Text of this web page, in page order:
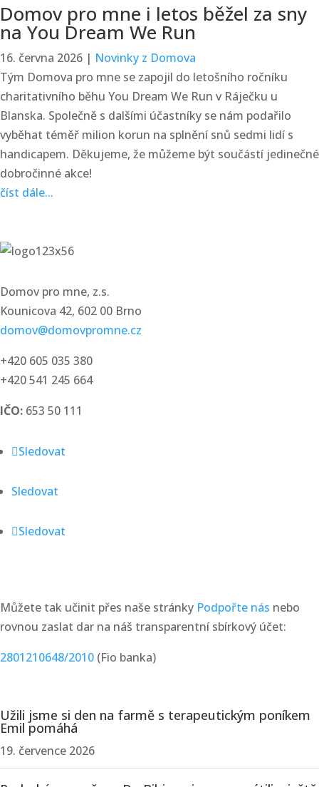
Domov pro mne i letos běžel za sny
na You Dream We Run
16. června 2026 | Novinky z Domova
Tým Domova pro mne se zapojil do letošního ročníku
charitativního běhu You Dream We Run v Ráječku u
Blanska. Společně s dalšími účastníky se nám podařilo
vyběhat téměř milion korun na splnění snů sedmi lidí s
handicapem. Děkujeme, že můžeme být součástí jedinečné
dobročinné akce!
číst dále...
Domov pro mne, z.s.
Kounicova 42, 602 00 Brno
domov@domovpromne.cz
+420 605 035 380
+420 541 245 664
IČO: 653 50 111
Sledovat
Sledovat
Sledovat
Můžete tak učinit přes naše stránky Podpořte nás nebo
rovnou zaslat dar na náš transparentní sbírkový účet:
2801210648/2010 (Fio banka)
Užili jsme si den na farmě s terapeutickým poníkem
Emil pomáhá
19. července 2026